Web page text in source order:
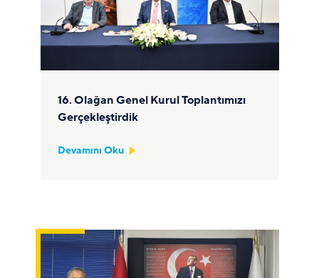
16. Olağan Genel Kurul Toplantımızı
Gerçekleştirdik
Devamını Oku